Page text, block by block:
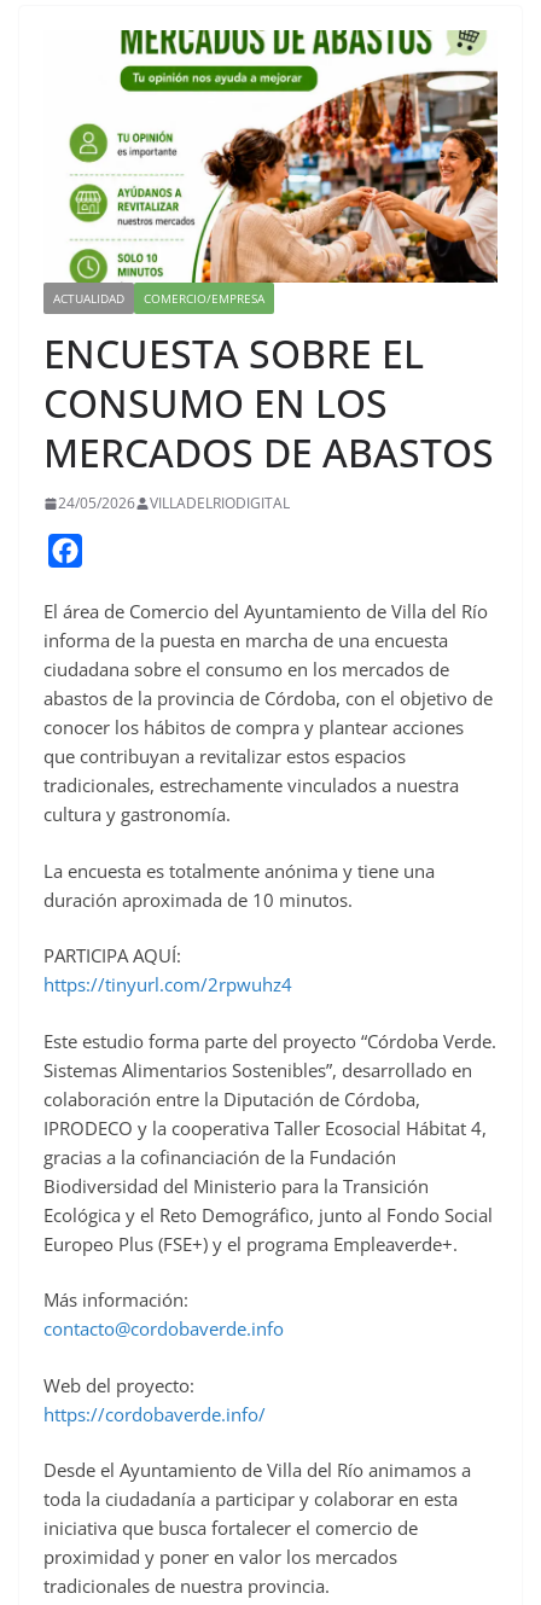
ACTUALIDAD COMERCIO/EMPRESA
ENCUESTA SOBRE EL
CONSUMO EN LOS
MERCADOS DE ABASTOS
24/05/2026 VILLADELRIODIGITAL
c
e
o
o
k
El área de Comercio del Ayuntamiento de Villa del Río
informa de la puesta en marcha de una encuesta
ciudadana sobre el consumo en los mercados de
abastos de la provincia de Córdoba, con el objetivo de
conocer los hábitos de compra y plantear acciones
que contribuyan a revitalizar estos espacios
tradicionales, estrechamente vinculados a nuestra
cultura y gastronomía.
La encuesta es totalmente anónima y tiene una
duración aproximada de 10 minutos.
PARTICIPA AQUÍ:
https://tinyurl.com/2rpwuhz4
Este estudio forma parte del proyecto “Córdoba Verde.
Sistemas Alimentarios Sostenibles”, desarrollado en
colaboración entre la Diputación de Córdoba,
IPRODECO y la cooperativa Taller Ecosocial Hábitat 4,
gracias a la cofinanciación de la Fundación
Biodiversidad del Ministerio para la Transición
Ecológica y el Reto Demográfico, junto al Fondo Social
Europeo Plus (FSE+) y el programa Empleaverde+.
Más información:
contacto@cordobaverde.info
Web del proyecto:
https://cordobaverde.info/
Desde el Ayuntamiento de Villa del Río animamos a
toda la ciudadanía a participar y colaborar en esta
iniciativa que busca fortalecer el comercio de
proximidad y poner en valor los mercados
tradicionales de nuestra provincia.